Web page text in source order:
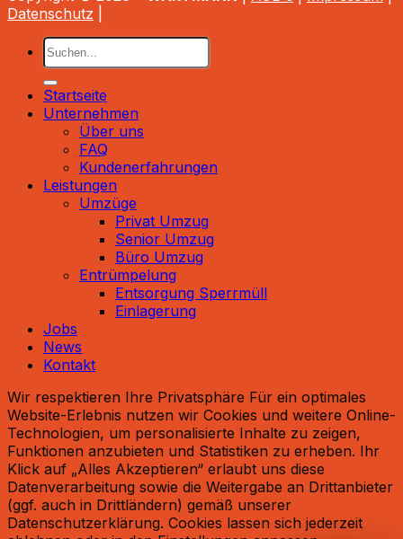
Datenschutz
Startseite
Unternehmen
Über uns
FAQ
Kundenerfahrungen
Leistungen
Umzüge
Privat Umzug
Senior Umzug
Büro Umzug
Entrümpelung
Entsorgung Sperrmüll
Einlagerung
Jobs
News
Kontakt
Wir respektieren Ihre Privatsphäre Für ein optimales
Website-Erlebnis nutzen wir Cookies und weitere Online-
Technologien, um personalisierte Inhalte zu zeigen,
Funktionen anzubieten und Statistiken zu erheben. Ihr
Klick auf „Alles Akzeptieren“ erlaubt uns diese
Datenverarbeitung sowie die Weitergabe an Drittanbieter
(ggf. auch in Drittländern) gemäß unserer
Datenschutzerklärung. Cookies lassen sich jederzeit